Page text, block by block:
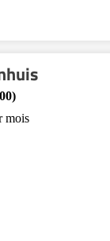
mois